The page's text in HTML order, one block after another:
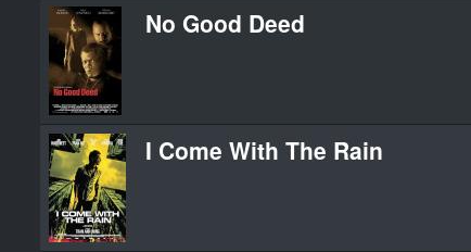
No Good Deed
I Come With The Rain